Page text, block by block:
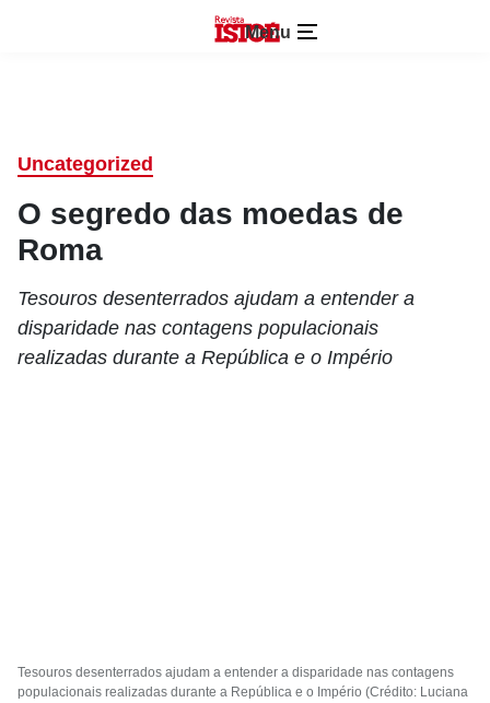
Menu
Uncategorized
O segredo das moedas de
Roma
Tesouros desenterrados ajudam a entender a
disparidade nas contagens populacionais
realizadas durante a República e o Império
Tesouros desenterrados ajudam a entender a disparidade nas contagens
populacionais realizadas durante a República e o Império (Crédito: Luciana